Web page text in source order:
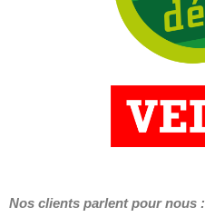
Nos clients parlent pour nous :